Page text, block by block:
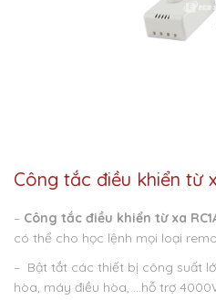
Công tắc điều khiển từ
– Công tắc điều khiển từ xa
có thể cho học lệnh mọi loại
– Bật tắt các thiết bị công suất
hòa, máy điều hòa, …hỗ trợ